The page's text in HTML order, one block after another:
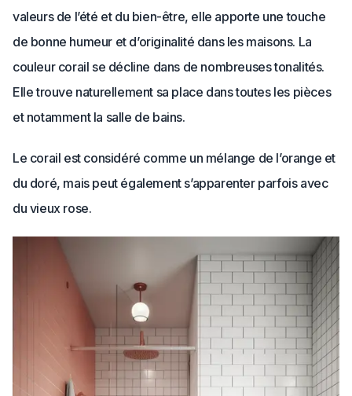
valeurs de l’été et du bien-être, elle apporte une touche
de bonne humeur et d’originalité dans les maisons. La
couleur corail se décline dans de nombreuses tonalités.
Elle trouve naturellement sa place dans toutes les pièces
et notamment la salle de bains.
Le corail est considéré comme un mélange de l’orange et
du doré, mais peut également s’apparenter parfois avec
du vieux rose.